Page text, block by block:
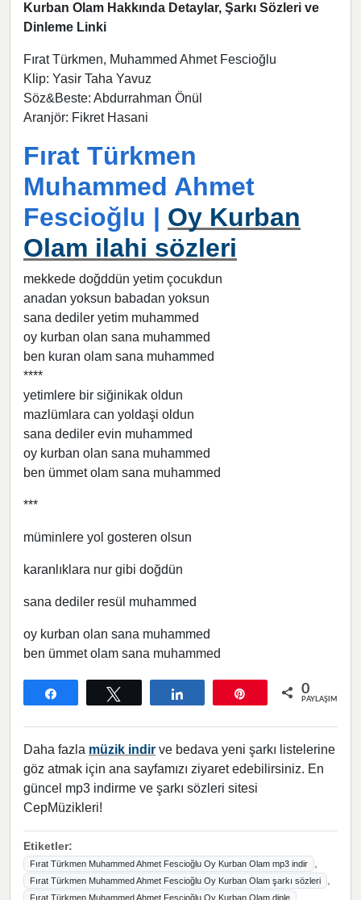
Kurban Olam Hakkında Detaylar, Şarkı Sözleri ve
Dinleme Linki
Fırat Türkmen, Muhammed Ahmet Fescioğlu
Klip: Yasir Taha Yavuz
Söz&Beste: Abdurrahman Önül
Aranjör: Fikret Hasani
Fırat Türkmen
Muhammed Ahmet
Fescioğlu | Oy Kurban
Olam ilahi sözleri
mekkede doğddün yetim çocukdun
anadan yoksun babadan yoksun
sana dediler yetim muhammed
oy kurban olan sana muhammed
ben kuran olam sana muhammed
****
yetimlere bir siğinikak oldun
mazlümlara can yoldaşi oldun
sana dediler evin muhammed
oy kurban olan sana muhammed
ben ümmet olam sana muhammed
***
müminlere yol gosteren olsun
karanlıklara nur gibi doğdün
sana dediler resül muhammed
oy kurban olan sana muhammed
ben ümmet olam sana muhammed
0
PAYLAŞIMLAR
Daha fazla müzik indir ve bedava yeni şarkı listelerine
göz atmak için ana sayfamızı ziyaret edebilirsiniz. En
güncel mp3 indirme ve şarkı sözleri sitesi
CepMüzikleri!
Etiketler:
Fırat Türkmen Muhammed Ahmet Fescioğlu Oy Kurban Olam mp3 indir
Fırat Türkmen Muhammed Ahmet Fescioğlu Oy Kurban Olam şarkı sözleri
Fırat Türkmen Muhammed Ahmet Fescioğlu Oy Kurban Olam dinle